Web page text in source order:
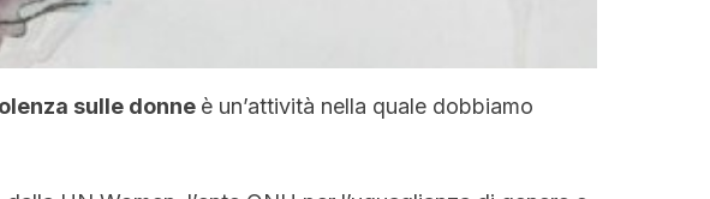
sulle donne è un’attività nella quale dobbiamo